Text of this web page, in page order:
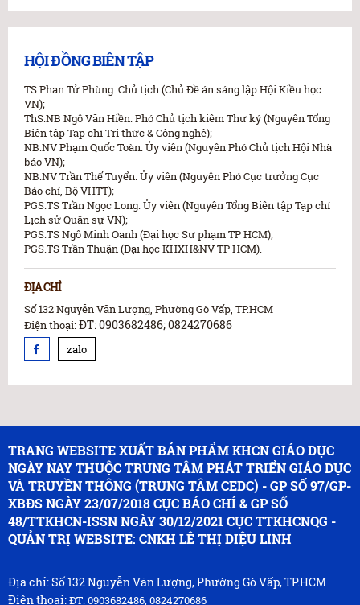
HỘI ĐỒNG BIÊN TẬP
TS Phan Tử Phùng: Chủ tịch (Chủ Đề án sáng lập Hội Kiều học
VN);
ThS.NB Ngô Văn Hiền: Phó Chủ tịch kiêm Thư ký (Nguyên Tổng
Biên tập Tạp chí Tri thức & Công nghệ);
NB.NV Phạm Quốc Toàn: Ủy viên (Nguyên Phó Chủ tịch Hội Nhà
báo VN);
NB.NV Trần Thế Tuyển: Ủy viên (Nguyên Phó Cục trưởng Cục
Báo chí, Bộ VHTT);
PGS.TS Trần Ngọc Long: Ủy viên (Nguyên Tổng Biên tập Tạp chí
Lịch sử Quân sự VN);
PGS.TS Ngô Minh Oanh (Đại học Sư phạm TP HCM);
PGS.TS Trần Thuận (Đại học KHXH&NV TP HCM).
ĐỊA CHỈ
Số 132 Nguyễn Văn Lượng, Phường Gò Vấp, TP.HCM
Điện thoại:ĐT: 0903682486; 0824270686
zalo
TRANG WEBSITE XUẤT BẢN PHẨM KHCN GIÁO DỤC
NGÀY NAY THUỘC TRUNG TÂM PHÁT TRIỂN GIÁO DỤC
VÀ TRUYỀN THÔNG (TRUNG TÂM CEDC) - GP SỐ 97/GP-
XBĐS NGÀY 23/07/2018 CỤC BÁO CHÍ & GP SỐ
48/TTKHCN-ISSN NGÀY 30/12/2021 CỤC TTKHCNQG -
QUẢN TRỊ WEBSITE: CNKH LÊ THỊ DIỆU LINH
Địa chỉ: Số 132 Nguyễn Văn Lượng, Phường Gò Vấp, TP.HCM
Điện thoại:ĐT: 0903682486; 0824270686